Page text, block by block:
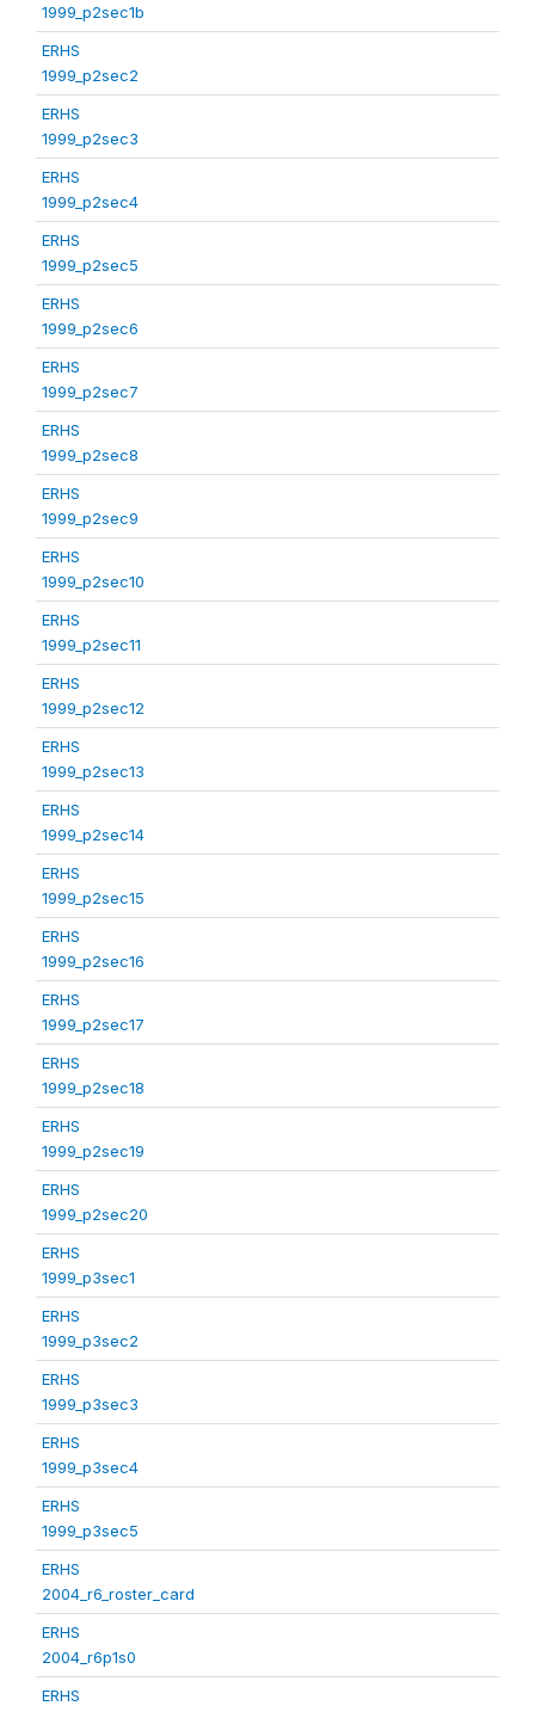
1999_p2sec1b
ERHS
1999_p2sec2
ERHS
1999_p2sec3
ERHS
1999_p2sec4
ERHS
1999_p2sec5
ERHS
1999_p2sec6
ERHS
1999_p2sec7
ERHS
1999_p2sec8
ERHS
1999_p2sec9
ERHS
1999_p2sec10
ERHS
1999_p2sec11
ERHS
1999_p2sec12
ERHS
1999_p2sec13
ERHS
1999_p2sec14
ERHS
1999_p2sec15
ERHS
1999_p2sec16
ERHS
1999_p2sec17
ERHS
1999_p2sec18
ERHS
1999_p2sec19
ERHS
1999_p2sec20
ERHS
1999_p3sec1
ERHS
1999_p3sec2
ERHS
1999_p3sec3
ERHS
1999_p3sec4
ERHS
1999_p3sec5
ERHS
2004_r6_roster_card
ERHS
2004_r6p1s0
ERHS